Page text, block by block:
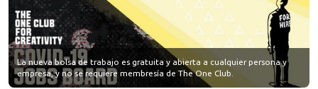
La nueva bolsa de trabajo es gratuita y abierta a cualquier persona y
empresa, y no se requiere membresía de The One Club.